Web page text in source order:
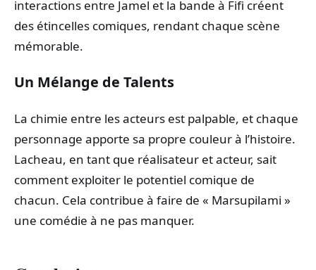
interactions entre Jamel et la bande à Fifi créent
des étincelles comiques, rendant chaque scène
mémorable.
Un Mélange de Talents
La chimie entre les acteurs est palpable, et chaque
personnage apporte sa propre couleur à l’histoire.
Lacheau, en tant que réalisateur et acteur, sait
comment exploiter le potentiel comique de
chacun. Cela contribue à faire de « Marsupilami »
une comédie à ne pas manquer.